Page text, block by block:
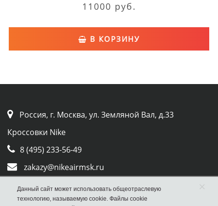
11000 руб.
В КОРЗИНУ
Россия, г. Москва, ул. Земляной Вал, д.33
Кроссовки Nike
8 (495) 233-56-49
zakazy@nikeairmsk.ru
Whatsapp
Viber
Данный сайт может использовать общеотраслевую
технологию, называемую cookie. Файлы cookie
×